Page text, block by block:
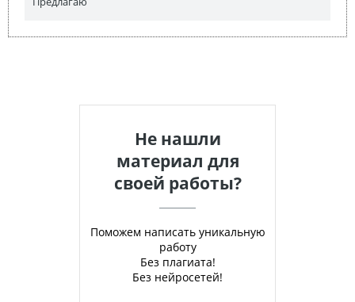
Не нашли
материал для
своей работы?
Поможем написать уникальную
работу
Без плагиата!
Без нейросетей!